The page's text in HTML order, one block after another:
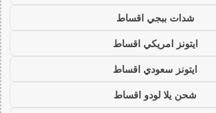
شدات ببجي اقساط
ايتونز امريكي اقساط
ايتونز سعودي اقساط
شحن يلا لودو اقساط